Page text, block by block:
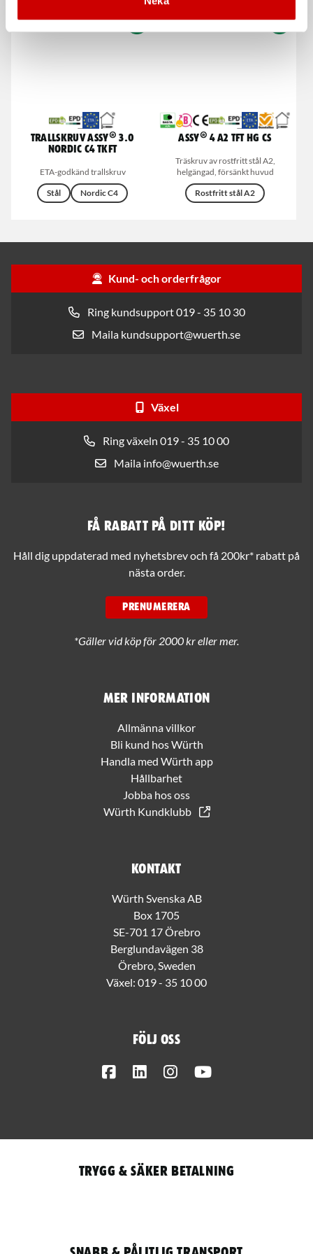
Trallskruv ASSY® 3.0
NORDIC C4 TKFT
ETA-godkänd trallskruv
Stål
Nordic C4
ASSY® 4 A2 TFT HG CS
Träskruv av rostfritt stål A2,
helgängad, försänkt huvud
Rostfritt stål A2
Kund- och orderfrågor
Ring kundsupport 019 - 35 10 30
Maila kundsupport@wuerth.se
Växel
Ring växeln 019 - 35 10 00
Maila info@wuerth.se
Mer information
Allmänna villkor
Bli kund hos Würth
Handla med Würth app
Hållbarhet
Jobba hos oss
Würth Kundklubb
Kontakt
Würth Svenska AB
Box 1705
SE-701 17 Örebro
Berglundavägen 38
Örebro, Sweden
Växel: 019 - 35 10 00
Följ oss
FacebookLinkedInInstagram
Få rabatt på ditt köp!
Håll dig uppdaterad med nyhetsbrev och få 200kr* rabatt på
nästa order.
PRENUMERERA
*Gäller vid köp för 2000 kr eller mer.
Trygg & säker betalning